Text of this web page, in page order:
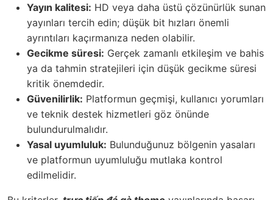
Yayın kalitesi: HD veya daha üstü çözünürlük sunan
yayınları tercih edin; düşük bit hızları önemli
ayrıntıları kaçırmanıza neden olabilir.
Gecikme süresi: Gerçek zamanlı etkileşim ve bahis
ya da tahmin stratejileri için düşük gecikme süresi
kritik önemdedir.
Güvenilirlik: Platformun geçmişi, kullanıcı yorumları
ve teknik destek hizmetleri göz önünde
bulundurulmalıdır.
Yasal uyumluluk: Bulunduğunuz bölgenin yasaları
ve platformun uyumluluğu mutlaka kontrol
edilmelidir.